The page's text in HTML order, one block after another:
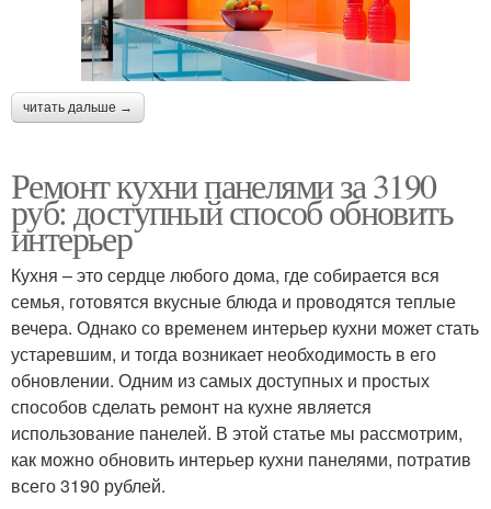
читать дальше →
Ремонт кухни панелями за 3190
руб: доступный способ обновить
интерьер
Кухня – это сердце любого дома, где собирается вся
семья, готовятся вкусные блюда и проводятся теплые
вечера. Однако со временем интерьер кухни может стать
устаревшим, и тогда возникает необходимость в его
обновлении. Одним из самых доступных и простых
способов сделать ремонт на кухне является
использование панелей. В этой статье мы рассмотрим,
как можно обновить интерьер кухни панелями, потратив
всего 3190 рублей.